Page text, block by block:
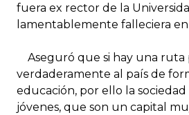
fuera ex rector de la
lamentablemente falleciera
Aseguró que si hay una ruta
verdaderamente al país de
educación, por ello la
jóvenes, que son un capital